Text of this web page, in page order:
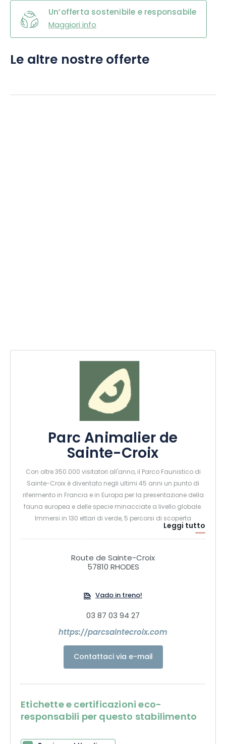
Un’offerta sostenibile e responsabile
Maggiori info
Le altre nostre offerte
Parc Animalier de
Sainte-Croix
Con oltre 350.000 visitatori all'anno, il Parco Faunistico di
Sainte-Croix è diventato negli ultimi 45 anni un punto di
riferimento in Francia e in Europa per la presentazione della
fauna europea e delle specie minacciate a livello globale.
Immersi in 130 ettari di verde, 5 percorsi di scoperta
permettono di incontrare oltre 1.500 animali di 130 specie
che vivono in semi-libertà. Orsi, cervi, linci, ghiottoni, lemuri,
panda rossi e diversi branchi di lupi non avranno più
segreti per voi! Per prolungare la visita, i 56 Nature Lodges
Leggi tutto
Route de Sainte-Croix
57810 RHODES
Vado in treno!
03 87 03 94 27
https://parcsaintecroix.com
Contattaci via e-mail
Etichette e certificazioni eco-
responsabili per questo stabilimento